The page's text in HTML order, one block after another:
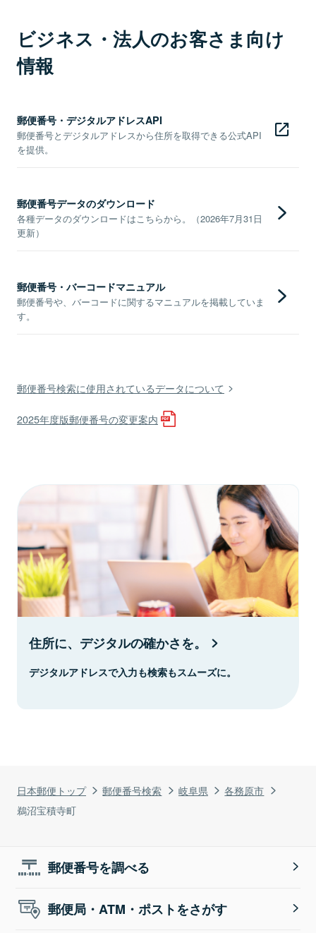
日本郵便トップ 郵便番号検索 岐阜県
各務原市
鵜沼宝積寺町
ビジネス・法人のお客さま向け
情報
郵便番号・デジタルアドレスAPI
郵便番号とデジタルアドレスから住所を取得できる公式API
を提供。
郵便番号データのダウンロード
各種データのダウンロードはこちらから。（2026年7月31日
更新）
郵便番号・バーコードマニュアル
郵便番号や、バーコードに関するマニュアルを掲載していま
す。
郵便番号検索に使用されているデータについて
2025年度版郵便番号の変更案内
住所に、デジタルの確かさを。
デジタルアドレスで入力も検索もスムーズに。
郵便番号を調べる
郵便局・ATM・ポストをさがす